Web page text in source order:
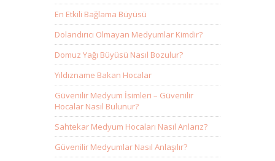
En Etkili Bağlama Büyüsü
Dolandırıcı Olmayan Medyumlar Kimdir?
Domuz Yağı Büyüsü Nasıl Bozulur?
Yıldızname Bakan Hocalar
Güvenilir Medyum İsimleri – Güvenilir
Hocalar Nasıl Bulunur?
Sahtekar Medyum Hocaları Nasıl Anlarız?
Güvenilir Medyumlar Nasıl Anlaşılır?